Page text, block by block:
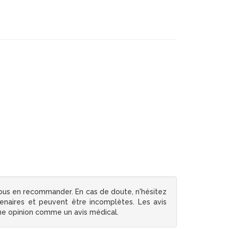
en recommander. En cas de doute, n'hésitez
et peuvent être incomplètes. Les avis
opinion comme un avis médical.